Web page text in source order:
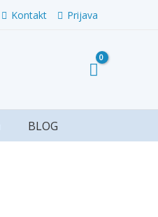
Kontakt Prijava
BLOG